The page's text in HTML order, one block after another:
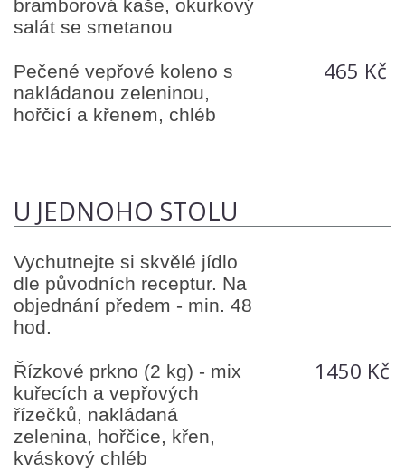
bramborová kaše, okurkový
salát se smetanou
Pečené vepřové koleno s
nakládanou zeleninou,
hořčicí a křenem, chléb
465 Kč
U JEDNOHO STOLU
Vychutnejte si skvělé jídlo
dle původních receptur. Na
objednání předem - min. 48
hod.
Řízkové prkno (2 kg) - mix
kuřecích a vepřových
řízečků, nakládaná
zelenina, hořčice, křen,
kváskový chléb
1450 Kč